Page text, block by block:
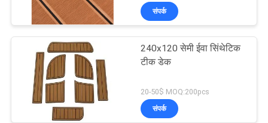
संपर्क
240x120 सेमी ईवा सिंथेटिक
टीक डेक
20-50$ MOQ:200pcs
संपर्क